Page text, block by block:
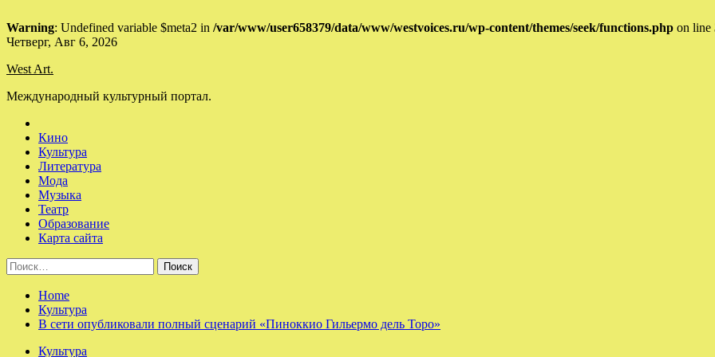
Warning: Undefined variable $meta2 in /var/www/user658379/data/www/westvoices.ru/wp-content/themes/seek/functions.php on line
Skip
content
Четверг, Авг 6, 2026
West Art.
Международный культурный портал.
Кино
Культура
Литература
Мода
Музыка
Театр
Образование
Карта сайта
Найти:
Home
Культура
В сети опубликовали полный сценарий «Пиноккио Гильермо дель Торо»
Культура